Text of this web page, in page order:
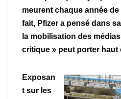
meurent chaque année
fait, Pfizer a pensé dans
la mobilisation des
critique » peut porter haut
Exposan
t sur les